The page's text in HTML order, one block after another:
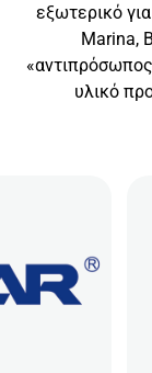
εξωτερικό
Marina,
υλικό